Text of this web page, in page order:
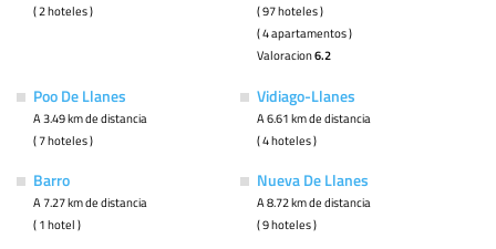
( 2 hoteles )
( 97 hoteles )
( 4 apartamentos )
Valoracion6.2
Poo De Llanes
A 3.49 km de distancia
( 7 hoteles )
Vidiago-Llanes
A 6.61 km de distancia
( 4 hoteles )
Barro
A 7.27 km de distancia
( 1 hotel )
Nueva De Llanes
A 8.72 km de distancia
( 9 hoteles )